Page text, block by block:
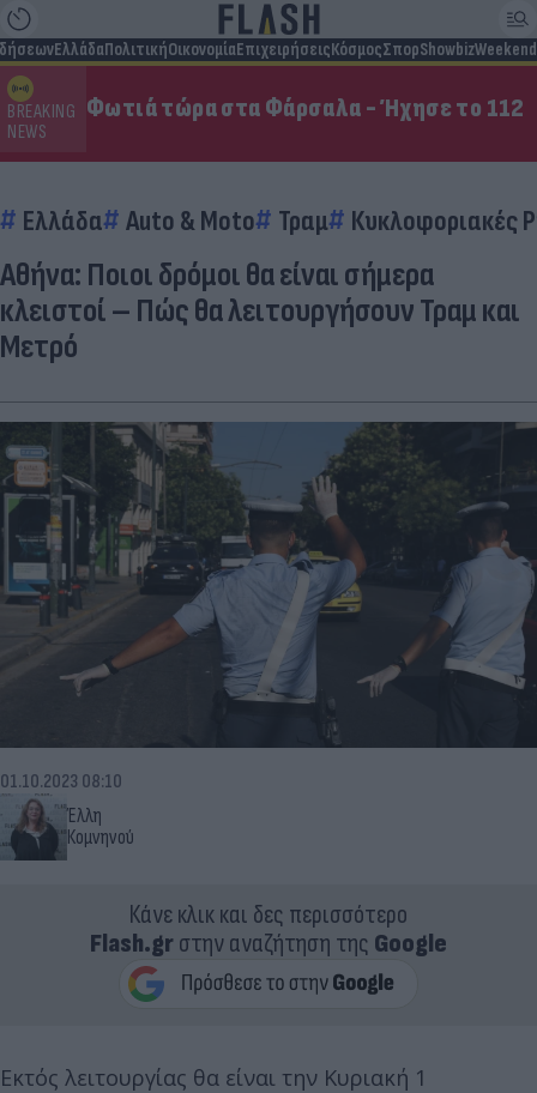
ΕλλάδαΠολιτικήΟικονομίαΕπιχειρήσειςΚόσμοςΣπορShowbizWeekend
BREAKING
NEWS
Φωτιά τώρα στα Φάρσαλα - Ήχησε το 112
Ελλάδα Auto & Moto Τραμ Κυκλοφοριακές
Αθήνα: Ποιοι δρόμοι θα είναι σήμερα
κλειστοί – Πώς θα λειτουργήσουν Τραμ και
Μετρό
Έλλη
Κομνηνού
01.10.2023 08:10
Κάνε κλικ και δες περισσότερο
Flash.grστην αναζήτηση της Google
Εκτός λειτουργίας θα είναι την Κυριακή 1